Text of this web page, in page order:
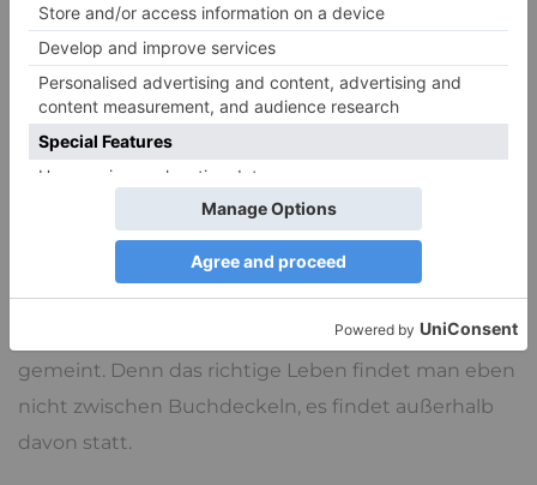
Der Alltag ist voll von Angeboten, die uns immer
wieder rauskicken. Neben Träumereien und
Künsten haben auch
richtigen Leben zu tun. Vielleicht noch der eine
oder andere Ratgeber, ein historischer Krimi zum
entspannen, aber zu sehr sollte man sich nicht in
Büchervergraben und der Ausdruck ‚Bücherwissen‘
klingt manchmal etwas abfällig und ist auch so
gemeint. Denn das richtige Leben findet man eben
nicht zwischen Buchdeckeln, es findet außerhalb
davon statt.